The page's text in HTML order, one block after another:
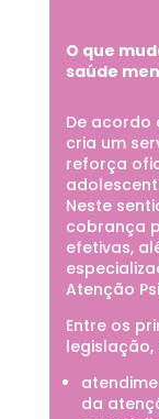
O que
saúde
De acordo
cria um
reforça
Neste
cobrança
efetivas,
Atenção
Entre os
legislação,
da